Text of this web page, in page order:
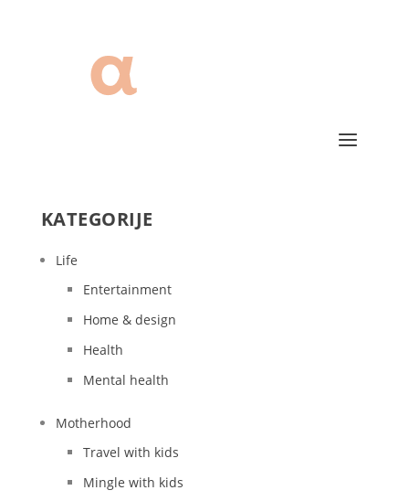
KATEGORIJE
Life
Entertainment
Home & design
Health
Mental health
Motherhood
Travel with kids
Mingle with kids